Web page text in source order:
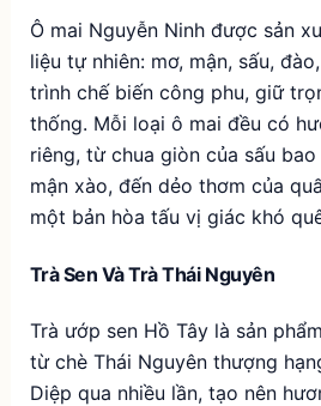
Ô mai Nguyễn Ninh được sản
liệu tự nhiên: mơ, mận, sấu,
trình chế biến công phu, giữ
thống. Mỗi loại ô mai đều có
riêng, từ chua giòn của sấu
mận xào, đến dẻo thơm của
một bản hòa tấu vị giác khó
Trà Sen Và Trà Thái Nguyên
Trà ướp sen Hồ Tây là sản
từ chè Thái Nguyên thượng
Diệp qua nhiều lần, tạo nên